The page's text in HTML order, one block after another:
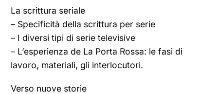
La scrittura seriale
– Specificità della scrittura per serie
– I diversi tipi di serie televisive
– L’esperienza de La Porta Rossa: le fasi di
lavoro, materiali, gli interlocutori.
Verso nuove storie